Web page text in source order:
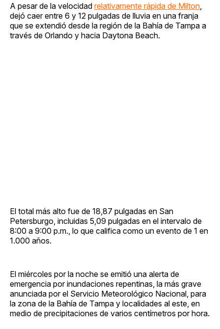
A pesar de la velocidad relativamente rápida de Milton
dejó caer entre 6 y 12 pulgadas de lluvia en una franja
que se extendió desde la región de la Bahía de Tampa a
través de Orlando y hacia Daytona Beach.
El total más alto fue de 18,87 pulgadas en San
Petersburgo, incluidas 5,09 pulgadas en el intervalo de
8:00 a 9:00 p.m., lo que califica como un evento de 1 en
1.000 años.
El miércoles por la noche se emitió una alerta de
emergencia por inundaciones repentinas, la más grave
anunciada por el Servicio Meteorológico Nacional, para
la zona de la Bahía de Tampa y localidades al este, en
medio de precipitaciones de varios centímetros por hora.